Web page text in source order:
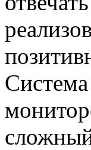
Система